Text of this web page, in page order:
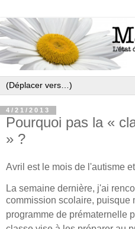
4/21/2013
Pourquoi pas la «
» ?
Avril est le mois de l'autisme
La semaine dernière, j'ai
commission scolaire, puisque
programme de prématernelle